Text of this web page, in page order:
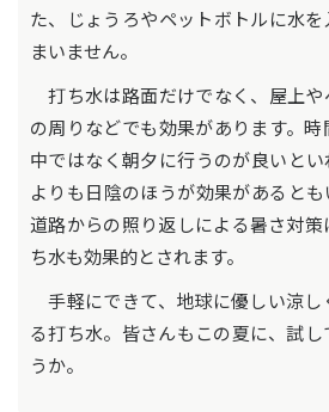
た、じょうろやペットボトルに水
まいません。
打ち水は路面だけでなく、屋上
の周りなどでも効果があります。
中ではなく朝夕に行うのが良いと
よりも日陰のほうが効果があるとも
道路からの照り返しによる暑さ対
ち水も効果的とされます。
手軽にできて、地球に優しい涼し
る打ち水。皆さんもこの夏に、試
うか。